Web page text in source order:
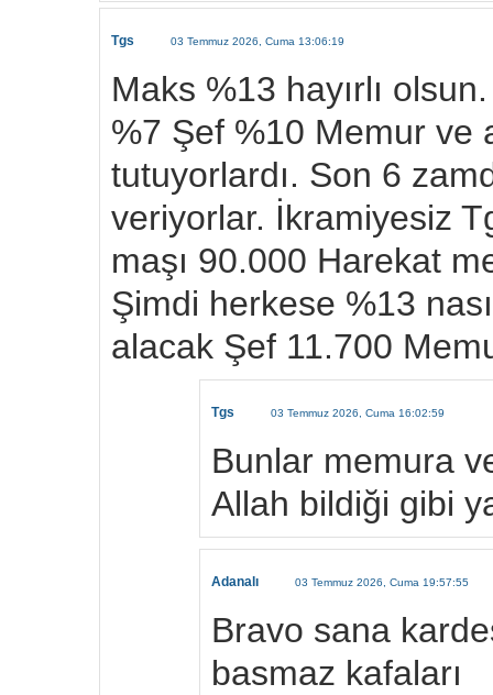
Tgs 03 Temmuz 2026, Cuma 13:06:19
Maks %13 hayırlı
%7 Şef %10 Memur ve
tutuyorlardı. Son 6
veriyorlar. İkramiyesiz
maşı 90.000 Harekat
Şimdi herkese %13
alacak Şef 11.700
Tgs 03 Temmuz 2026, Cuma 16:02:59
Bunlar memura
Allah bildiği gibi
Adanalı 03 Temmuz 2026, Cuma 19:57:55
Bravo sana
basmaz kafaları